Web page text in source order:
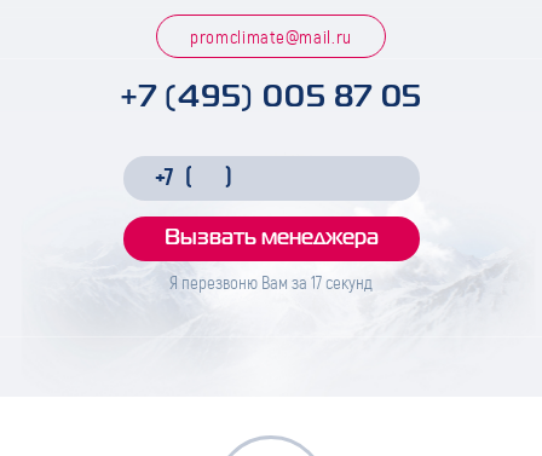
promclimate@mail.ru
+7 (495) 005 87 05
Я перезвоню Вам за 17секунд